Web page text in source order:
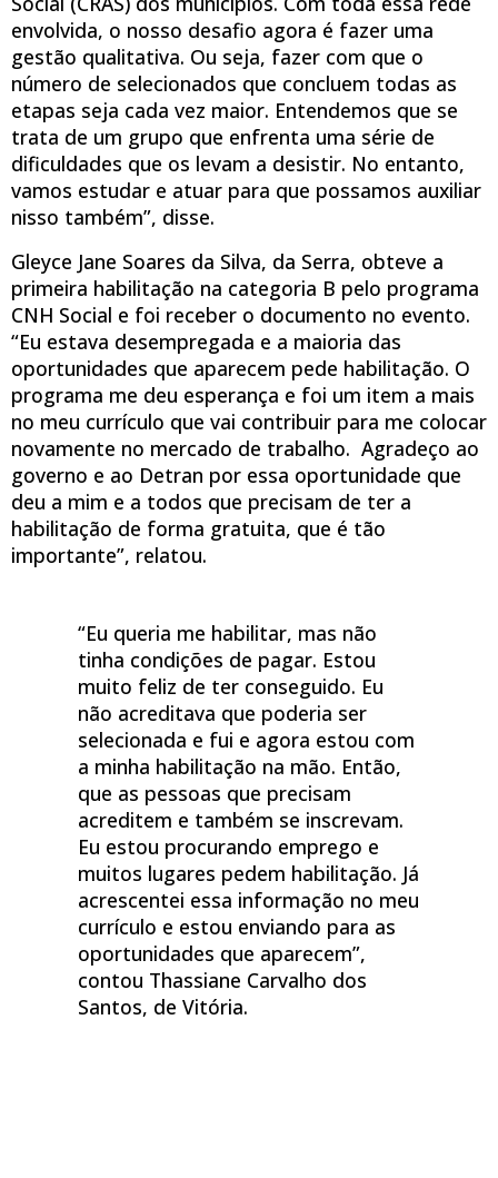
envolvida, o nosso desafio agora é fazer uma
gestão qualitativa. Ou seja, fazer com que o
número de selecionados que concluem todas as
etapas seja cada vez maior. Entendemos que se
trata de um grupo que enfrenta uma série de
dificuldades que os levam a desistir. No entanto,
vamos estudar e atuar para que possamos auxiliar
nisso também”, disse.
Gleyce Jane Soares da Silva, da Serra, obteve a
primeira habilitação na categoria B pelo programa
CNH Social e foi receber o documento no evento.
“Eu estava desempregada e a maioria das
oportunidades que aparecem pede habilitação. O
programa me deu esperança e foi um item a mais
no meu currículo que vai contribuir para me colocar
novamente no mercado de trabalho. Agradeço ao
governo e ao Detran por essa oportunidade que
deu a mim e a todos que precisam de ter a
habilitação de forma gratuita, que é tão
importante”, relatou.
“Eu queria me habilitar, mas não
tinha condições de pagar. Estou
muito feliz de ter conseguido. Eu
não acreditava que poderia ser
selecionada e fui e agora estou com
a minha habilitação na mão. Então,
que as pessoas que precisam
acreditem e também se inscrevam.
Eu estou procurando emprego e
muitos lugares pedem habilitação. Já
acrescentei essa informação no meu
currículo e estou enviando para as
oportunidades que aparecem”,
contou Thassiane Carvalho dos
Santos, de Vitória.